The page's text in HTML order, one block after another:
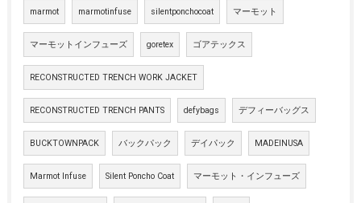
marmot marmotinfuse silentponchocoat マーモット
マーモットインフューズ goretex ゴアテックス
RECONSTRUCTED TRENCH WORK JACKET
RECONSTRUCTED TRENCH PANTS defybags デフィーバッグス
BUCKTOWNPACK バックパック デイパック MADEINUSA
Marmot Infuse Silent Poncho Coat マーモット・インフューズ